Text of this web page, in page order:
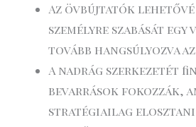
Az övbújtatók
személyre szabását egy
tovább hangsúlyozva
A nadrág szerkezetét
bevarrások fokozzák,
stratégiailag elosztani